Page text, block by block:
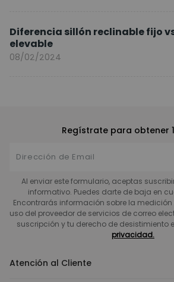
Diferencia sillón reclinable fijo
elevable
08/02/2024
Regístrate para obtener
Al enviar este formulario, aceptas
informativo. Puedes darte de baja en
Encontrarás información sobre la medición
uso del proveedor de servicios de correo
suscripción y tu derecho de desistimiento
privacidad.
Atención al Cliente